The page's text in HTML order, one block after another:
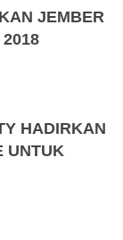
JEMBER
HADIRKAN
UNTUK